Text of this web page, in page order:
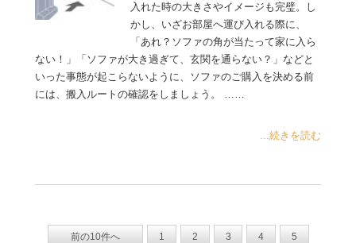
入れた時の大きさやイメージも完璧。し
かし、いざお部屋へ運び入れる際に、
「あれ？ソファの角が当たって家に入ら
ない！」「ソファが大き過ぎて、玄関を通らない？」などと
いった事態が起こらないように、ソファのご購入を決める前
には、搬入ルートの確認をしましょう。 ……
...続きを読む
前の10件へ 1 2 3 4 5